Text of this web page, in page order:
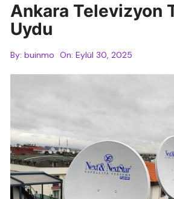
Ankara Televizyon
Uydu
By: buinmo On:Eylül 30, 2025